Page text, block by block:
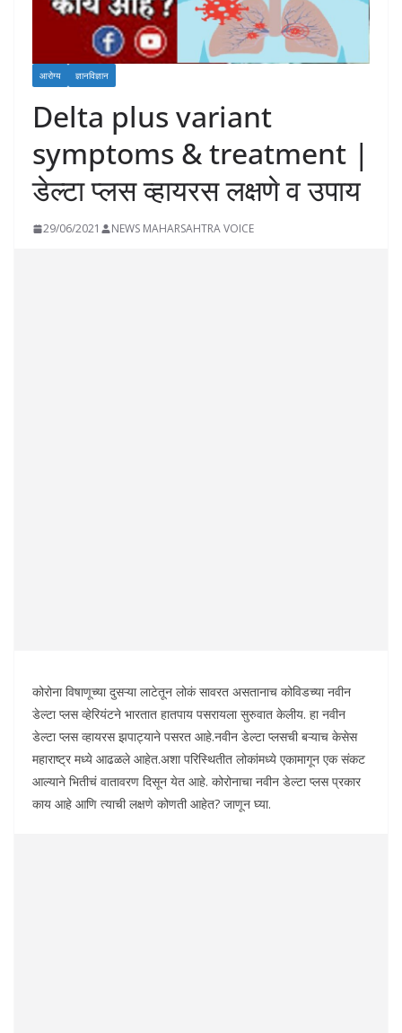
आरोग्य ज्ञानविज्ञान
Delta plus variant
symptoms & treatment |
डेल्टा प्लस व्हायरस लक्षणे व उपाय
29/06/2021 NEWS MAHARSAHTRA VOICE
कोरोना विषाणूच्या दुसऱ्या लाटेतून लोकं सावरत असतानाच कोविडच्या नवीन
डेल्टा प्लस व्हेरियंटने भारतात हातपाय पसरायला सुरुवात केलीय. हा नवीन
डेल्टा प्लस व्हायरस झपाट्याने पसरत आहे.नवीन डेल्टा प्लसची बऱ्याच केसेस
महाराष्ट्र मध्ये आढळले आहेत.अशा परिस्थितीत लोकांमध्ये एकामागून एक संकट
आल्याने भितीचं वातावरण दिसून येत आहे. कोरोनाचा नवीन डेल्टा प्लस प्रकार
काय आहे आणि त्याची लक्षणे कोणती आहेत? जाणून घ्या.